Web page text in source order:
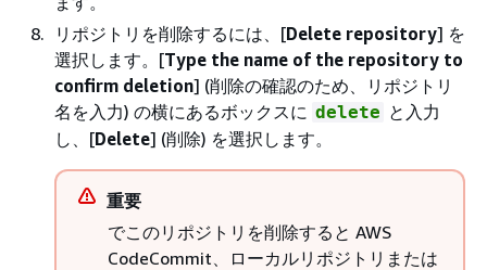
リポジトリを削除するには、[Delete repository] を
選択します。[Type the name of the repository to
confirm deletion] (削除の確認のため、リポジトリ
名を入力) の横にあるボックスに delete と入力
し、[Delete] (削除) を選択します。
重要
でこのリポジトリを削除すると AWS
CodeCommit、ローカルリポジトリまたは